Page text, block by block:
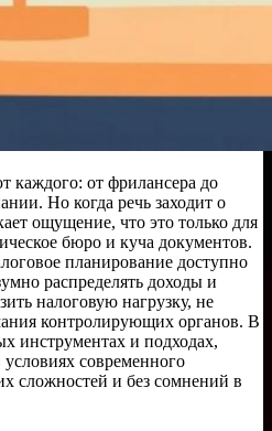
каждого: от фрилансера до
Но когда речь заходит о
ощущение, что это только для
бюро и куча документов.
планирование доступно
распределять доходы и
налоговую нагрузку, не
контролирующих органов. В
инструментах и подходах,
современного
сложностей и без сомнений в